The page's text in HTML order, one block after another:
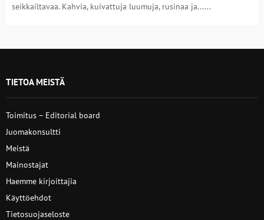
seikkailtavaa. Kahvia, kuivattuja luumuja, rusinaa ja......
TIETOA MEISTÄ
Toimitus – Editorial board
Juomakonsultti
Meistä
Mainostajat
Haemme kirjoittajia
Käyttöehdot
Tietosuojaseloste